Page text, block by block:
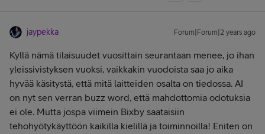
jaypekka Forum|Forum|2 years ago
Kyllä nämä tilaisuudet vuosittain seurantaan menee, jo ihan
yleissivistyksen vuoksi, vaikkakin vuodoista saa jo aika
hyvää käsitystä, että mitä laitteiden osalta on tiedossa. AI
on nyt sen verran buzz word, että mahdottomia odotuksia
ei ole. Mutta jospa viimein Bixby saataisiin
tehohyötykäyttöön kaikilla kielillä ja toiminnoilla! Eniten on